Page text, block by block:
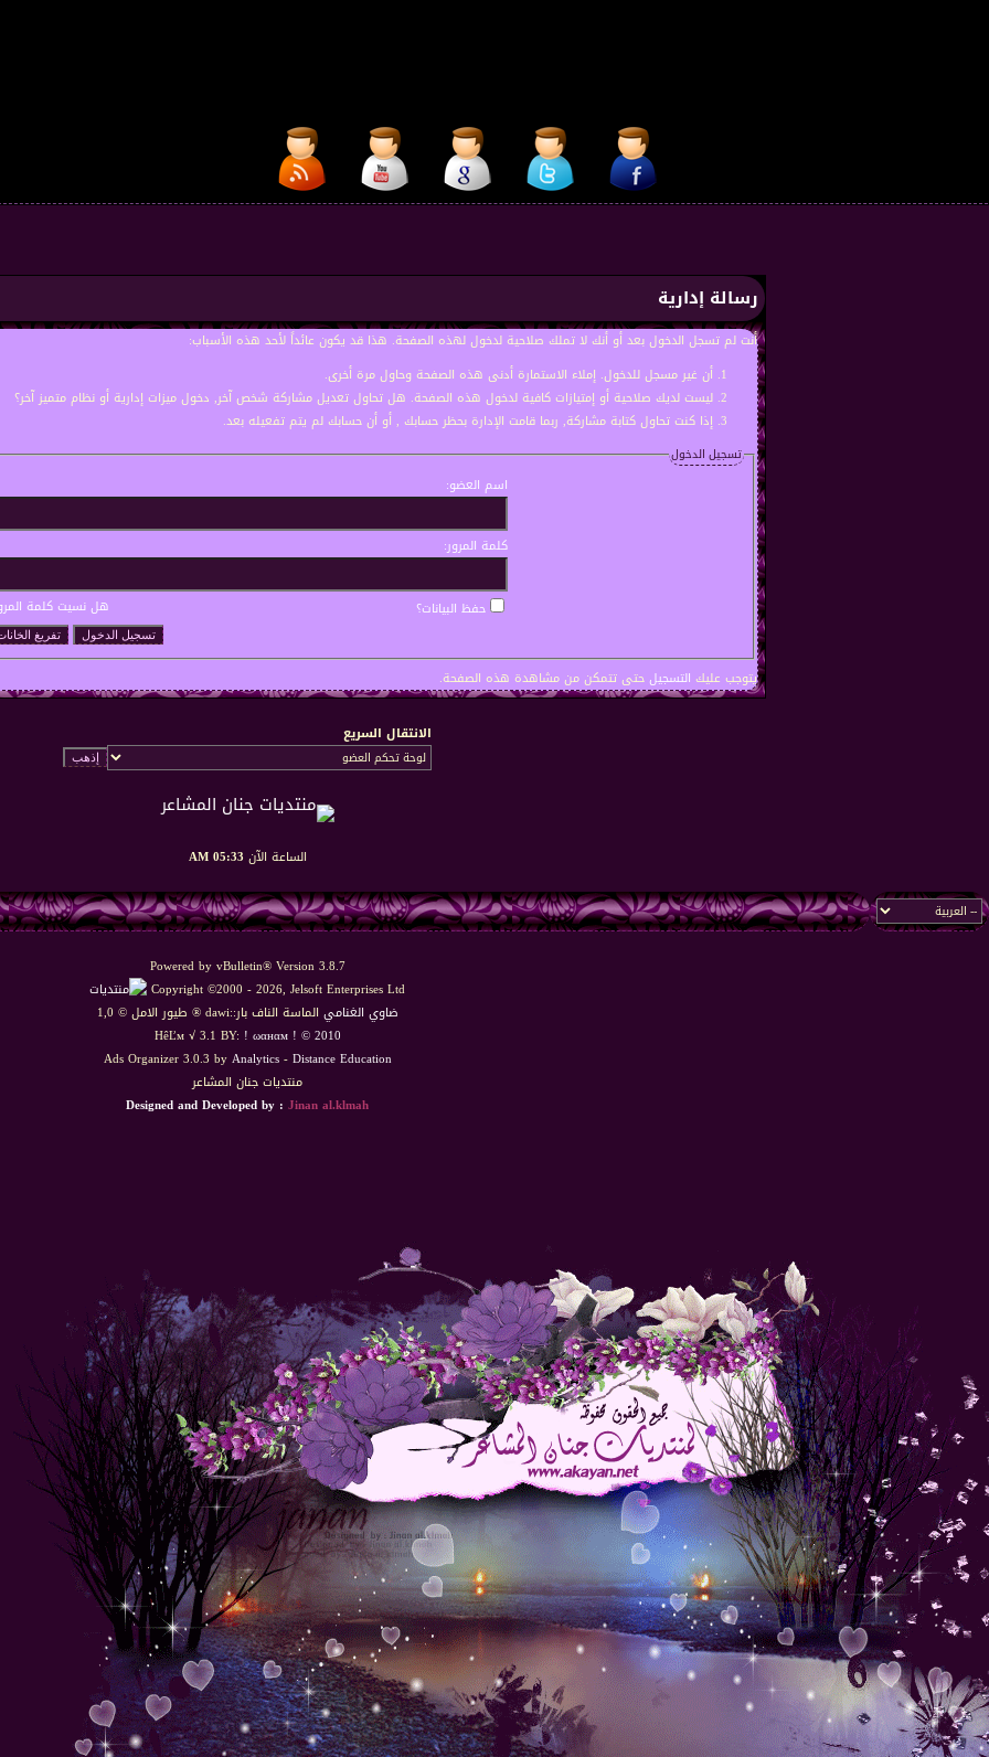
رسالة إدارية
أنت لم تسجل الدخول بعد أو أنك لا تملك صلاحية لدخول لهذه الصفحة. هذا قد يكون عائداً لأحد هذه الأسباب:
أن غير مسجل للدخول. إملاء الاستمارة أدنى هذه الصفحة وحاول مرة أخرى.
ليست لديك صلاحية أو إمتيازات كافية لدخول هذه الصفحة. هل تحاول تعديل مشاركة شخص آخر, دخول ميزات إدارية أو نظام متميز آخر؟
إذا كنت تحاول كتابة مشاركة, ربما قامت الإدارة بحظر حسابك , أو أن حسابك لم يتم تفعيله بعد.
تسجيل الدخول
اسم العضو:
كلمة المرور:
هل نسيت كلمة حفظ البيانات؟
يتوجب عليك التسجيلحتى تتمكن من مشاهدة هذه الصفحة.
الانتقال السريع
الساعة الآن 05:33 AM
Powered by vBulletin® Version 3.8.7
Copyright ©2000 - 2026, Jelsoft Enterprises Ltd
ضاوي الغنامي الماسة الناف بار::dawi ® طيور الامل © 1,0
HêĽм √ 3.1 BY: ! ωαнαм ! © 2010
Ads Organizer 3.0.3 byAnalytics-Distance Education
منتديات جنان المشاعر
Designed and Developed by : Jinan al.klmah